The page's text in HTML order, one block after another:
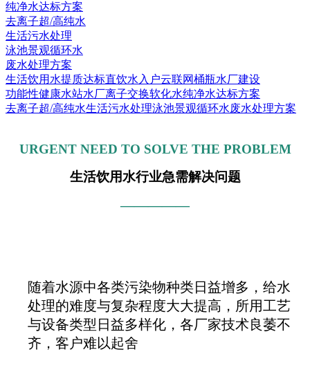
纯净水达标方案
去离子超/高纯水
生活污水处理
泳池景观循环水
废水处理方案
生活饮用水提质达标直饮水入户云联网桶瓶水厂建设
功能性健康水站水厂离子交换软化水纯净水达标方案
去离子超/高纯水生活污水处理泳池景观循环水废水处理方案
URGENT NEED TO SOLVE THE PROBLEM
生活饮用水行业急需解决问题
—————
随着水源中各类污染物种类日益增多，给水
处理的难度与复杂程度大大提高，所用工艺
与设备类型日益多样化，各厂家技术良萎不
齐，客户难以起舍